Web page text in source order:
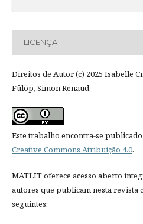
LICENÇA
Direitos de Autor (c) 2025 Isabelle
Fülöp, Simon Renaud
Este trabalho encontra-se
Creative Commons Atribuição 4.0.
MATLIT oferece acesso aberto
autores que publicam nesta revista
seguintes: